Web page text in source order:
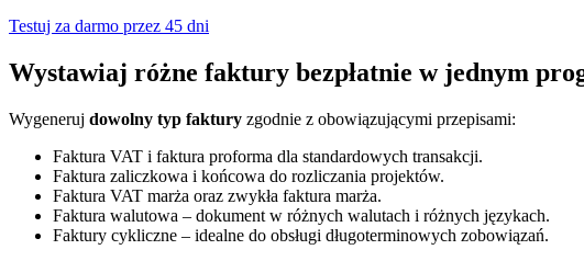
Testuj za darmo przez 45 dni
Wystawiaj różne faktury bezpłatnie w jednym
Wygeneruj dowolny typ faktury zgodnie z obowiązującymi przepisami:
Faktura VAT i faktura proforma dla standardowych transakcji.
Faktura zaliczkowa i końcowa do rozliczania projektów.
Faktura VAT marża oraz zwykła faktura marża.
Faktura walutowa – dokument w różnych walutach i różnych językach.
Faktury cykliczne – idealne do obsługi długoterminowych zobowiązań.